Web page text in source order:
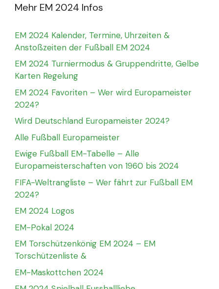
Mehr EM 2024 Infos
EM 2024 Kalender, Termine, Uhrzeiten &
Anstoßzeiten der Fußball EM 2024
EM 2024 Turniermodus & Gruppendritte, Gelbe
Karten Regelung
EM 2024 Favoriten – Wer wird Europameister
2024?
Wird Deutschland Europameister 2024?
Alle Fußball Europameister
Ewige Fußball EM-Tabelle – Alle
Europameisterschaften von 1960 bis 2024
FIFA-Weltrangliste – Wer fährt zur Fußball EM
2024?
EM 2024 Logos
EM-Pokal 2024
EM Torschützenkönig EM 2024 – EM
Torschützenliste &
EM-Maskottchen 2024